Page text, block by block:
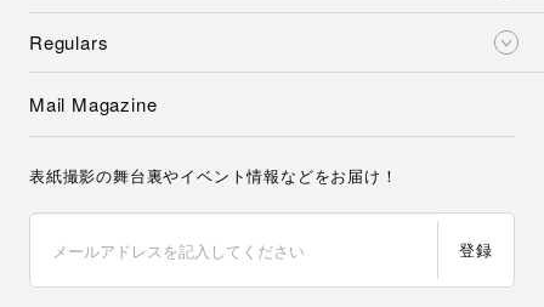
Regulars
Mail Magazine
表紙撮影の舞台裏やイベント情報などをお届け！
登録